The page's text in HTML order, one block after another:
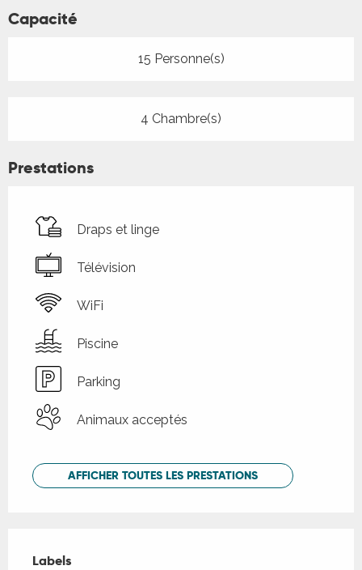
Capacité
15 Personne(s)
4 Chambre(s)
Prestations
Draps et linge
Télévision
WiFi
Piscine
Parking
Animaux acceptés
AFFICHER TOUTES LES PRESTATIONS
Labels
Labels